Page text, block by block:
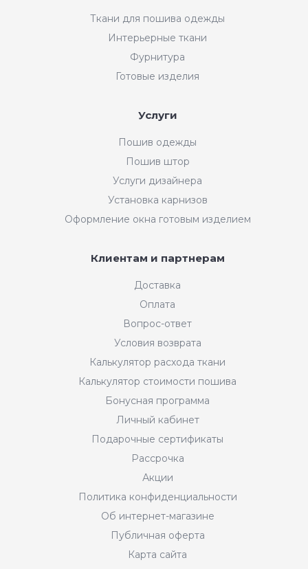
Ткани для пошива одежды
Интерьерные ткани
Фурнитура
Готовые изделия
Услуги
Пошив одежды
Пошив штор
Услуги дизайнера
Установка карнизов
Оформление окна готовым изделием
Клиентам и партнерам
Доставка
Оплата
Вопрос-ответ
Условия возврата
Калькулятор расхода ткани
Калькулятор стоимости пошива
Бонусная программа
Личный кабинет
Подарочные сертификаты
Рассрочка
Акции
Политика конфиденциальности
Об интернет-магазине
Публичная оферта
Карта сайта